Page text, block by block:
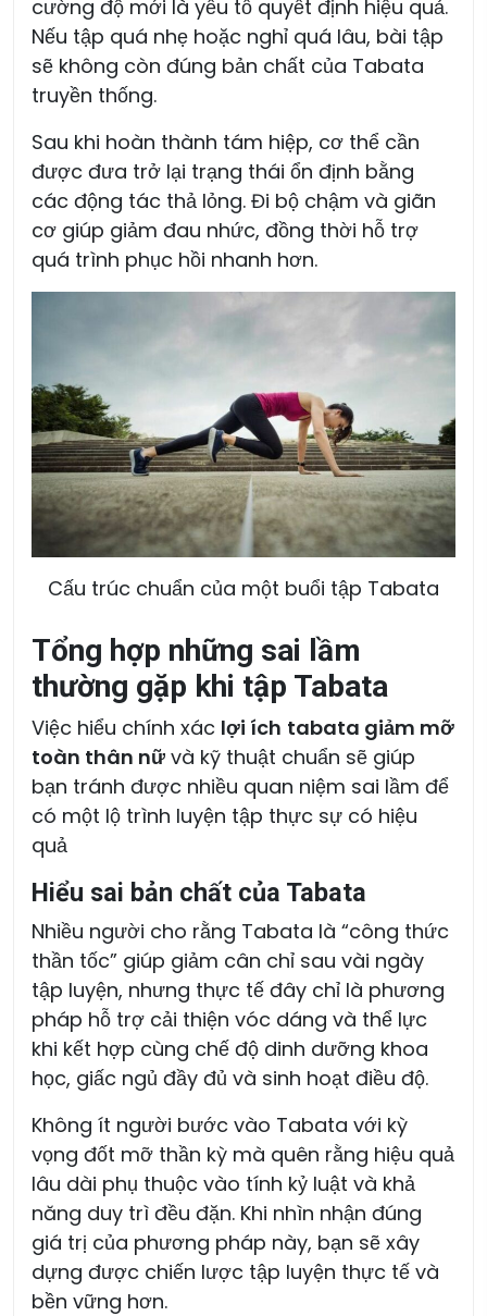
cường độ mới là yếu tố quyết định hiệu quả.
Nếu tập quá nhẹ hoặc nghỉ quá lâu, bài tập
sẽ không còn đúng bản chất của Tabata
truyền thống.
Sau khi hoàn thành tám hiệp, cơ thể cần
được đưa trở lại trạng thái ổn định bằng
các động tác thả lỏng. Đi bộ chậm và giãn
cơ giúp giảm đau nhức, đồng thời hỗ trợ
quá trình phục hồi nhanh hơn.
Cấu trúc chuẩn của một buổi tập Tabata
Tổng hợp những sai lầm
thường gặp khi tập Tabata
Việc hiểu chính xác lợi ích tabata giảm mỡ
toàn thân nữ và kỹ thuật chuẩn sẽ giúp
bạn tránh được nhiều quan niệm sai lầm để
có một lộ trình luyện tập thực sự có hiệu
quả
Hiểu sai bản chất của Tabata
Nhiều người cho rằng Tabata là “công thức
thần tốc” giúp giảm cân chỉ sau vài ngày
tập luyện, nhưng thực tế đây chỉ là phương
pháp hỗ trợ cải thiện vóc dáng và thể lực
khi kết hợp cùng chế độ dinh dưỡng khoa
học, giấc ngủ đầy đủ và sinh hoạt điều độ.
Không ít người bước vào Tabata với kỳ
vọng đốt mỡ thần kỳ mà quên rằng hiệu quả
lâu dài phụ thuộc vào tính kỷ luật và khả
năng duy trì đều đặn. Khi nhìn nhận đúng
giá trị của phương pháp này, bạn sẽ xây
dựng được chiến lược tập luyện thực tế và
bền vững hơn.